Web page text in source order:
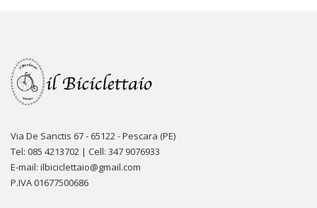
Via De Sanctis 67 - 65122 - Pescara (PE)
Tel: 085 4213702 | Cell: 347 9076933
E-mail: ilbiciclettaio@gmail.com
P.IVA 01677500686